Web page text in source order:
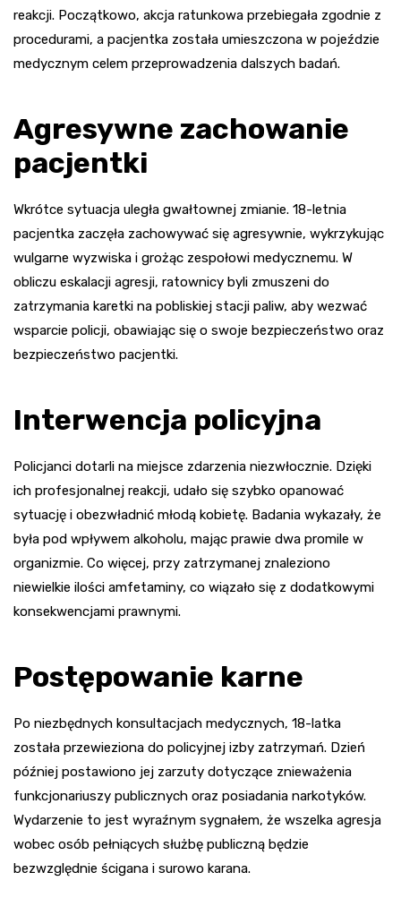
reakcji. Początkowo, akcja ratunkowa przebiegała zgodnie z
procedurami, a pacjentka została umieszczona w pojeździe
medycznym celem przeprowadzenia dalszych badań.
Agresywne zachowanie
pacjentki
Wkrótce sytuacja uległa gwałtownej zmianie. 18-letnia
pacjentka zaczęła zachowywać się agresywnie, wykrzykując
wulgarne wyzwiska i grożąc zespołowi medycznemu. W
obliczu eskalacji agresji, ratownicy byli zmuszeni do
zatrzymania karetki na pobliskiej stacji paliw, aby wezwać
wsparcie policji, obawiając się o swoje bezpieczeństwo oraz
bezpieczeństwo pacjentki.
Interwencja policyjna
Policjanci dotarli na miejsce zdarzenia niezwłocznie. Dzięki
ich profesjonalnej reakcji, udało się szybko opanować
sytuację i obezwładnić młodą kobietę. Badania wykazały, że
była pod wpływem alkoholu, mając prawie dwa promile w
organizmie. Co więcej, przy zatrzymanej znaleziono
niewielkie ilości amfetaminy, co wiązało się z dodatkowymi
konsekwencjami prawnymi.
Postępowanie karne
Po niezbędnych konsultacjach medycznych, 18-latka
została przewieziona do policyjnej izby zatrzymań. Dzień
później postawiono jej zarzuty dotyczące znieważenia
funkcjonariuszy publicznych oraz posiadania narkotyków.
Wydarzenie to jest wyraźnym sygnałem, że wszelka agresja
wobec osób pełniących służbę publiczną będzie
bezwzględnie ścigana i surowo karana.